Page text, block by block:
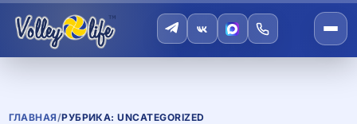
ГЛАВНАЯ/РУБРИКА: UNCATEGORIZED